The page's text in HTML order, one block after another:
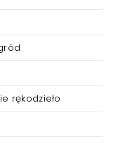
rękodzieło